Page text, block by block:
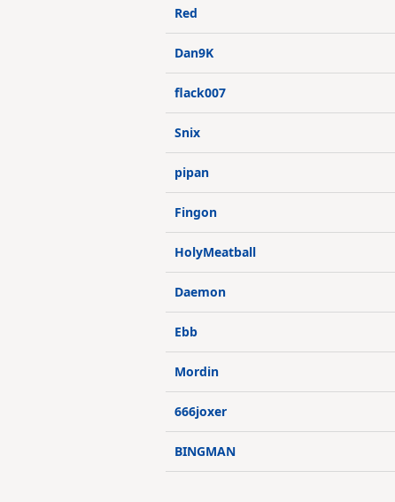
Red
Dan9K
flack007
Snix
pipan
Fingon
HolyMeatball
Daemon
Ebb
Mordin
666joxer
BINGMAN